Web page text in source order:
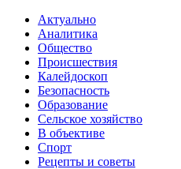
Актуально
Аналитика
Общество
Происшествия
Калейдоскоп
Безопасность
Образование
Сельское хозяйство
В объективе
Спорт
Рецепты и советы